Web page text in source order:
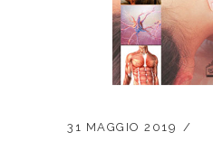
31 MAGGIO 2019